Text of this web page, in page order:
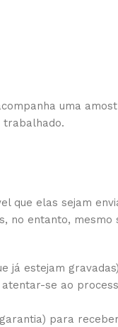
uma
trabalhado.
que elas sejam
no entanto, mesmo
já estejam
se ao
para